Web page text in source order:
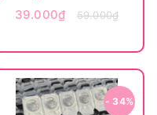
39.000₫ 59.000₫
- 34%